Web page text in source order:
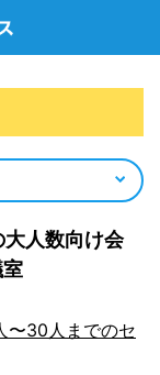
大人数向け会
〜30人までのセ